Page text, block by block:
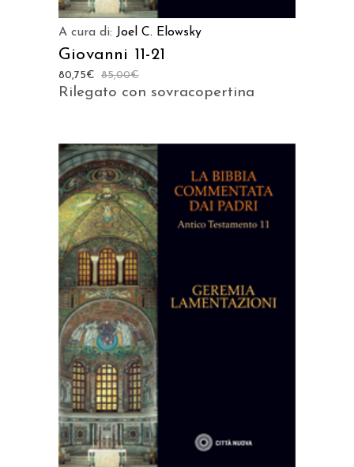
A cura di: Joel C. Elowsky
Giovanni 11-21
85,00€
80,75€
Rilegato con sovracopertina
AGGIUNGI AL CARRELLO